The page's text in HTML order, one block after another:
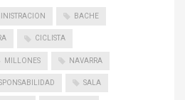
BACHE
CICLISTA
MILLONES NAVARRA
SALA